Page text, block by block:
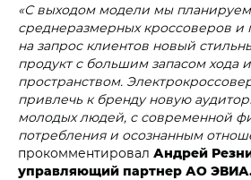
«С выходом модели мы
среднеразмерных кроссоверов и
на запрос клиентов новый
продукт с большим запасом хода
пространством.
привлечь к бренду новую
молодых людей, с современной
потребления и осознанным
прокомментировал Андрей
управляющий партнер АО